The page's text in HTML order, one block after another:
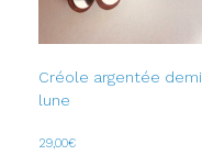
Créole argentée demi
lune
29,00€